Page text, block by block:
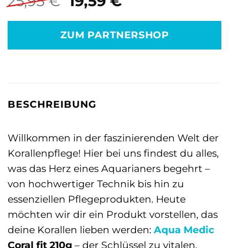
Preis
war:
25,95 €
ist:
19,59 €.
ZUM PARTNERSHOP
BESCHREIBUNG
Willkommen in der faszinierenden Welt der
Korallenpflege! Hier bei uns findest du alles,
was das Herz eines Aquarianers begehrt –
von hochwertiger Technik bis hin zu
essenziellen Pflegeprodukten. Heute
möchten wir dir ein Produkt vorstellen, das
deine Korallen lieben werden: Aqua Medic
Coral fit 210g – der Schlüssel zu vitalen,